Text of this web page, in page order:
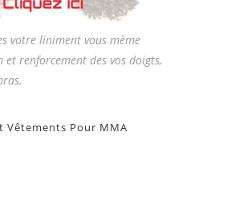
votre liniment vous même
renforcement des vos doigts,
Vêtements Pour MMA